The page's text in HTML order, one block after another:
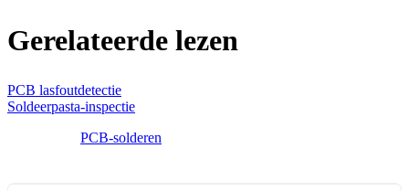
Gerelateerde lezen
PCB lasfoutdetectie
Soldeerpasta-inspectie
PCB-solderen